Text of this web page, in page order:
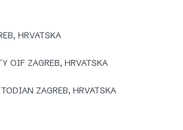
HRVATSKA
OIF ZAGREB, HRVATSKA
ZAGREB, HRVATSKA